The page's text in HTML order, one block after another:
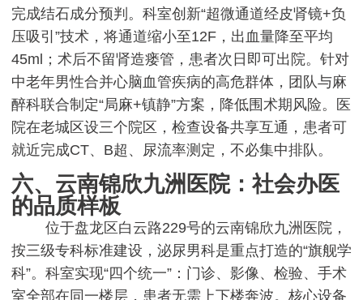
完成结石成分预判。科室创新“超微通道经皮肾镜+负
压吸引”技术，将通道缩小至12F，出血量降至平均
45ml；术后不留肾造瘘管，患者次日即可出院。针对
中老年男性合并心脑血管疾病的高危群体，团队与麻
醉科联合制定“局麻+镇静”方案，降低围术期风险。医
院在老城区设三个院区，检查设备共享互通，患者可
就近完成CT、B超、尿流率测定，不必集中排队。
六、云南锦欣九洲医院：社会办医
的品质样板
位于盘龙区白云路229号的云南锦欣九洲医院，
按三级专科标准建设，泌尿男科是重点打造的“旗舰学
科”。科室实现“四个统一”：门诊、影像、检验、手术
室全部在同一楼层，患者无需上下楼奔波。核心设备